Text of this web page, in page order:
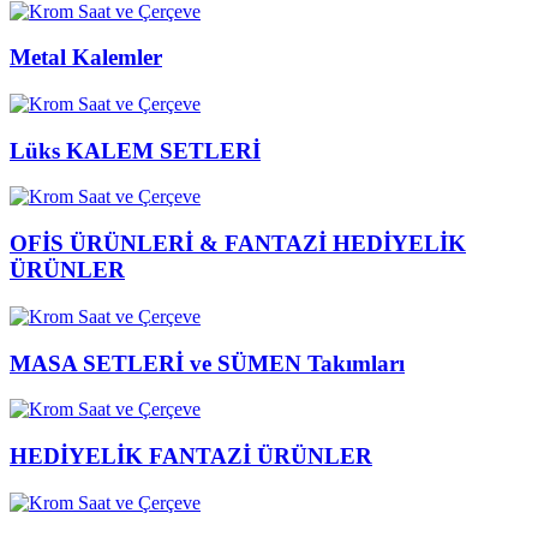
Metal Kalemler
Lüks KALEM SETLERİ
OFİS ÜRÜNLERİ & FANTAZİ HEDİYELİK
ÜRÜNLER
MASA SETLERİ ve SÜMEN Takımları
HEDİYELİK FANTAZİ ÜRÜNLER